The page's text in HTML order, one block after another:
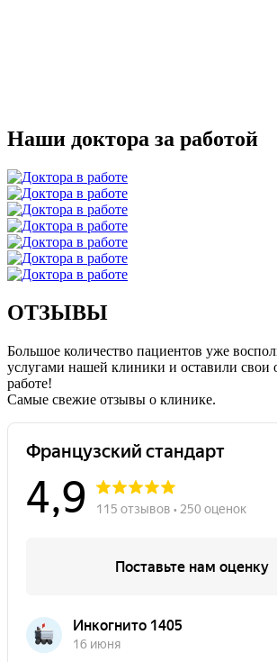
Наши доктора за работой
ОТЗЫВЫ
Большое количество пациентов уже
услугами нашей клиники и оставили свои
работе!
Caмые свежие отзывы о клинике.